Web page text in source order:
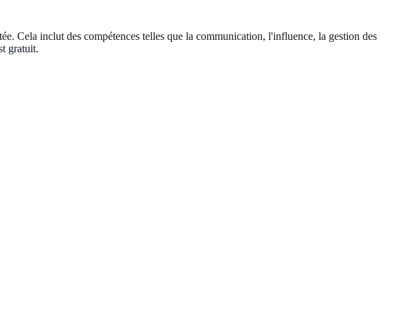
Cela inclut des compétences telles que la communication, l'influence, la gestion des
gratuit.